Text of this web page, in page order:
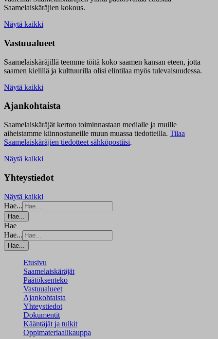
Saamelaiskäräjien kokous.
Näytä kaikki
Vastuualueet
Saamelaiskäräjillä teemme töitä koko saamen kansan eteen, jotta
saamen kielillä ja kulttuurilla olisi elintilaa myös tulevaisuudessa.
Näytä kaikki
Ajankohtaista
Saamelaiskäräjät kertoo toiminnastaan medialle ja muille
aiheistamme kiinnostuneille muun muassa tiedotteilla. Tilaa
Saamelaiskäräjien tiedotteet sähköpostiisi.
Näytä kaikki
Yhteystiedot
Näytä kaikki
Hae...
Hae...
Hae
Hae...
Hae...
Etusivu
Saamelaiskäräjät
Päätöksenteko
Vastuualueet
Ajankohtaista
Yhteystiedot
Dokumentit
Kääntäjät ja tulkit
Oppimateriaalikauppa